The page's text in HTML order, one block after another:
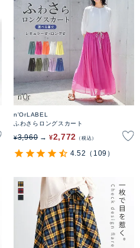
n'OrLABEL
ふわさらロングスカート
¥3,960 ¥2,772 税込
4.52 （109）